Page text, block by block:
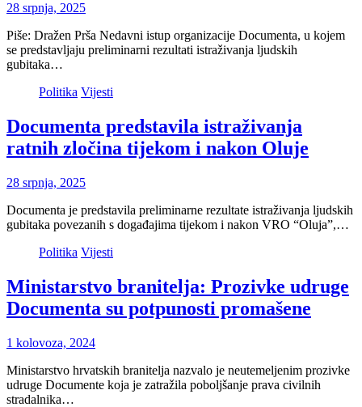
28 srpnja, 2025
Piše: Dražen Prša Nedavni istup organizacije Documenta, u kojem
se predstavljaju preliminarni rezultati istraživanja ljudskih
gubitaka…
Politika Vijesti
Documenta predstavila istraživanja
ratnih zločina tijekom i nakon Oluje
28 srpnja, 2025
Documenta je predstavila preliminarne rezultate istraživanja ljudskih
gubitaka povezanih s događajima tijekom i nakon VRO “Oluja”,…
Politika Vijesti
Ministarstvo branitelja: Prozivke udruge
Documenta su potpunosti promašene
1 kolovoza, 2024
Ministarstvo hrvatskih branitelja nazvalo je neutemeljenim prozivke
udruge Documente koja je zatražila poboljšanje prava civilnih
stradalnika…